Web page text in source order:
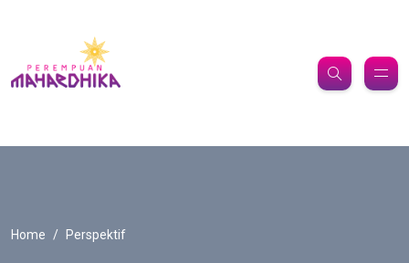
Home Perspektif